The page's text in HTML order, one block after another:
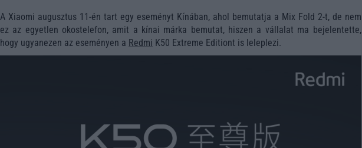
A Xiaomi augusztus 11-én tart egy eseményt Kínában, ahol bemutatja a Mix Fold 2-t, de nem
ez az egyetlen okostelefon, amit a kínai márka bemutat, hiszen a vállalat ma bejelentette,
hogy ugyanezen az eseményen a Redmi K50 Extreme Editiont is leleplezi.